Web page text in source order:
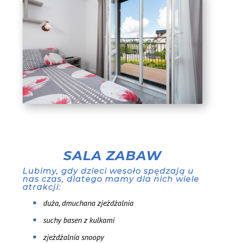
SALA ZABAW
Lubimy, gdy dzieci wesoło spędzają u
nas czas, dlatego mamy dla nich wiele
atrakcji:
duża, dmuchana zjeżdżalnia
suchy basen z kulkami
zjeżdżalnia snoopy